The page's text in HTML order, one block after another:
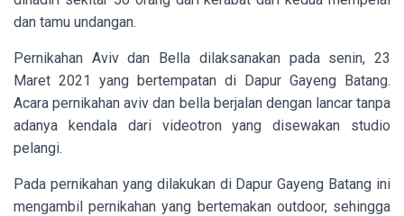
dan tamu undangan.
Pernikahan Aviv dan Bella dilaksanakan pada senin, 23
Maret 2021 yang bertempatan di Dapur Gayeng Batang.
Acara pernikahan aviv dan bella berjalan dengan lancar tanpa
adanya kendala dari videotron yang disewakan studio
pelangi.
Pada pernikahan yang dilakukan di Dapur Gayeng Batang ini
mengambil pernikahan yang bertemakan outdoor, sehingga